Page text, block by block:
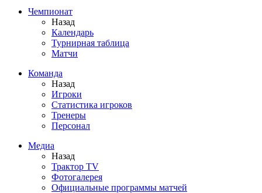
Чемпионат
Назад
Календарь
Турнирная таблица
Матчи
Команда
Назад
Игроки
Статистика игроков
Тренеры
Персонал
Медиа
Назад
Трактор TV
Фотогалерея
Официальные программы матчей